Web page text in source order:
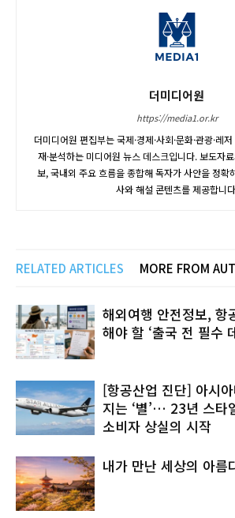
더미디어원
https://media1.or.kr
더미디어원 편집부는 국제·경제·사회·문화·관광·레
재·분석하는 미디어원 뉴스 데스크입니다. 보도자
보, 국내외 주요 흐름을 종합해 독자가 사안을 정확
사와 해설 콘텐츠를 제공합니
RELATED ARTICLES MORE FROM
해외여행 안전정보, 항
해야 할 ‘출국 전 필수
[항공산업 진단] 아시
지는 ‘별’… 23년 스타
소비자 상실의 시작
내가 만난 세상의 아름